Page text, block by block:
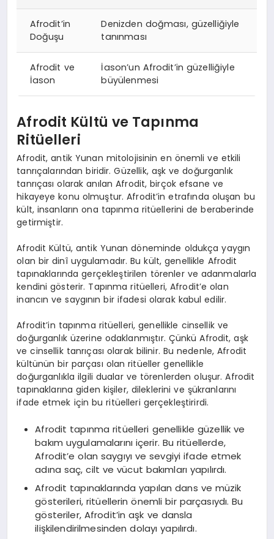
Afrodit’in
Doğuşu
Denizden doğması, güzelliğiyle
tanınması
Afrodit ve
İason
İason’un Afrodit’in güzelliğiyle
büyülenmesi
Afrodit Kültü ve Tapınma
Ritüelleri
Afrodit, antik Yunan mitolojisinin en önemli ve etkili
tanrıçalarından biridir. Güzellik, aşk ve doğurganlık
tanrıçası olarak anılan Afrodit, birçok efsane ve
hikayeye konu olmuştur. Afrodit’in etrafında oluşan bu
kült, insanların ona tapınma ritüellerini de beraberinde
getirmiştir.
Afrodit Kültü, antik Yunan döneminde oldukça yaygın
olan bir dinî uygulamadır. Bu kült, genellikle Afrodit
tapınaklarında gerçekleştirilen törenler ve adanmalarla
kendini gösterir. Tapınma ritüelleri, Afrodit’e olan
inancın ve saygının bir ifadesi olarak kabul edilir.
Afrodit’in tapınma ritüelleri, genellikle cinsellik ve
doğurganlık üzerine odaklanmıştır. Çünkü Afrodit, aşk
ve cinsellik tanrıçası olarak bilinir. Bu nedenle, Afrodit
kültünün bir parçası olan ritüeller genellikle
doğurganlıkla ilgili dualar ve törenlerden oluşur. Afrodit
tapınaklarına giden kişiler, dileklerini ve şükranlarını
ifade etmek için bu ritüelleri gerçekleştirirdi.
Afrodit tapınma ritüelleri genellikle güzellik ve
bakım uygulamalarını içerir. Bu ritüellerde,
Afrodit’e olan saygıyı ve sevgiyi ifade etmek
adına saç, cilt ve vücut bakımları yapılırdı.
Afrodit tapınaklarında yapılan dans ve müzik
gösterileri, ritüellerin önemli bir parçasıydı. Bu
gösteriler, Afrodit’in aşk ve dansla
ilişkilendirilmesinden dolayı yapılırdı.